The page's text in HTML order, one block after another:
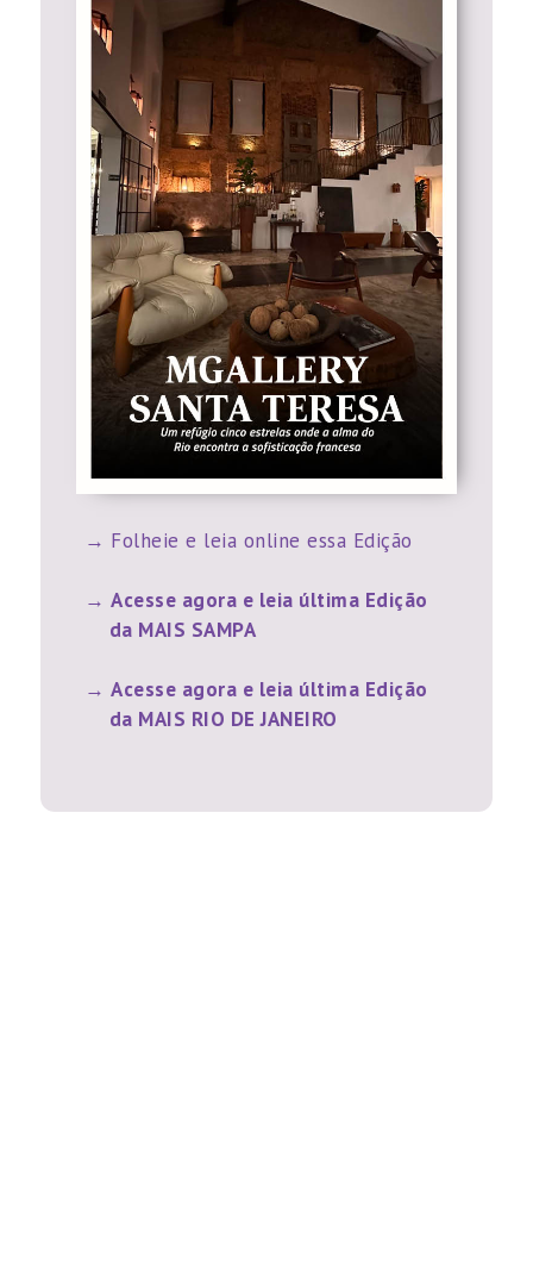
Folheie e leia online essa Edição
Acesse agora e leia última Edição
da MAIS SAMPA
Acesse agora e leia última Edição
da MAIS RIO DE JANEIRO